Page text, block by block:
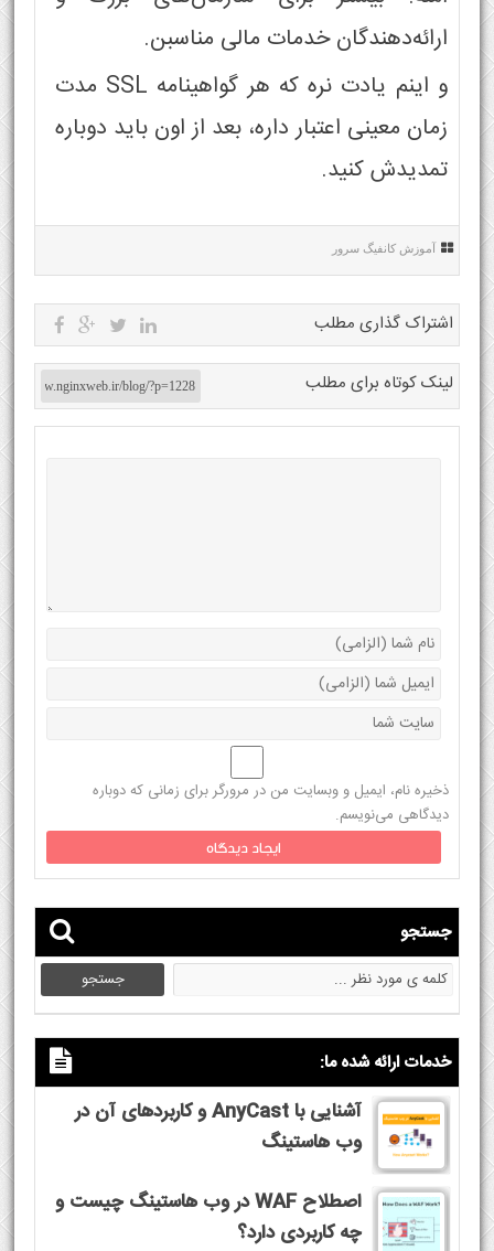
ارائه‌دهندگان خدمات مالی مناسبن.
و اینم یادت نره که هر گواهینامه SSL مدت
زمان معینی اعتبار داره، بعد از اون باید دوباره
تمدیدش کنید.
آموزش کانفیگ سرور
اشتراک گذاری مطلب
لینک کوتاه برای مطلب
ذخیره نام، ایمیل و وبسایت من در مرورگر برای زمانی که دوباره
دیدگاهی می‌نویسم.
جستجو
خدمات ارائه شده ما:
آشنایی با AnyCast و کاربردهای آن در
وب هاستینگ
اصطلاح WAF در وب هاستینگ چیست و
چه کاربردی دارد؟